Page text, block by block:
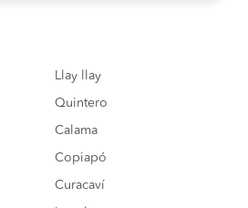
Llay llay
Quintero
Calama
Copiapó
Curacaví